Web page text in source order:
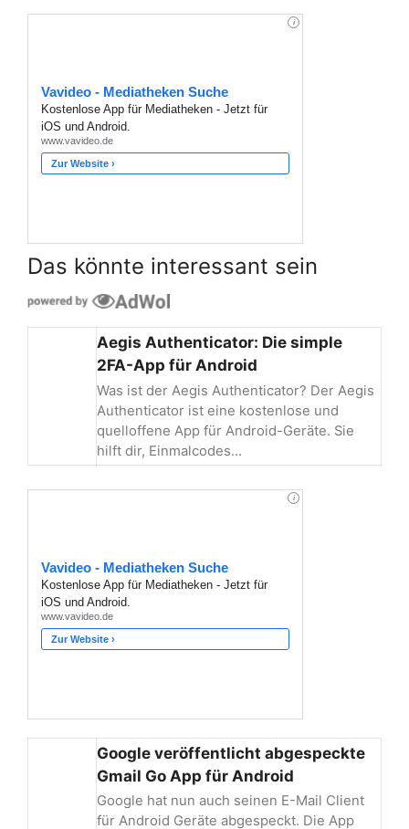
Das könnte interessant sein
Aegis Authenticator: Die simple
2FA-App für Android
Was ist der Aegis Authenticator? Der Aegis
Authenticator ist eine kostenlose und
quelloffene App für Android-Geräte. Sie
hilft dir, Einmalcodes…
Google veröffentlicht abgespeckte
Gmail Go App für Android
Google hat nun auch seinen E-Mail Client
für Android Geräte abgespeckt. Die App